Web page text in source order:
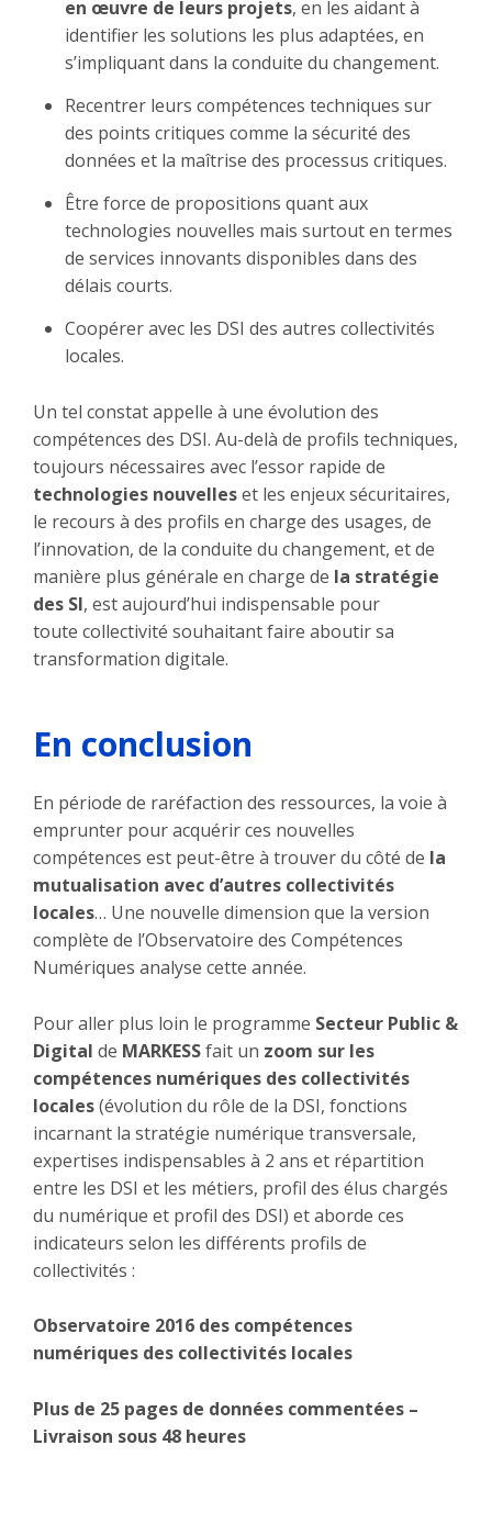
en œuvre de leurs projets, en les aidant à
identifier les solutions les plus adaptées, en
s’impliquant dans la conduite du changement.
Recentrer leurs compétences techniques sur
des points critiques comme la sécurité des
données et la maîtrise des processus critiques.
Être force de propositions quant aux
technologies nouvelles mais surtout en termes
de services innovants disponibles dans des
délais courts.
Coopérer avec les DSI des autres collectivités
locales.
Un tel constat appelle à une évolution des
compétences des DSI. Au-delà de profils techniques,
toujours nécessaires avec l’essor rapide de
technologies nouvelleset les enjeux sécuritaires,
le recours à des profils en charge des usages, de
l’innovation, de la conduite du changement, et de
manière plus générale en charge de la stratégie
des SI, est aujourd’hui indispensable pour
toute collectivité souhaitant faire aboutir sa
transformation digitale.
En conclusion
En période de raréfaction des ressources, la voie à
emprunter pour acquérir ces nouvelles
compétences est peut-être à trouver du côté de la
mutualisation avec d’autres collectivités
locales… Une nouvelle dimension que la version
complète de l’Observatoire des Compétences
Numériques analyse cette année.
Pour aller plus loin le programme Secteur Public &
Digital de MARKESSfait un zoom sur les
compétences numériques des collectivités
locales(évolution du rôle de la DSI, fonctions
incarnant la stratégie numérique transversale,
expertises indispensables à 2 ans et répartition
entre les DSI et les métiers, profil des élus chargés
du numérique et profil des DSI) et aborde ces
indicateurs selon les différents profils de
collectivités :
Observatoire 2016 des compétences
numériques des collectivités locales
Plus de 25 pages de données commentées –
Livraison sous 48 heures